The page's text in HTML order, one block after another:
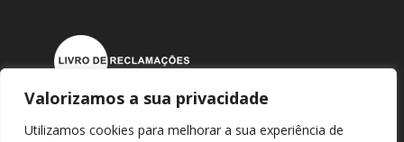
Valorizamos a sua privacidade
Utilizamos cookies para melhorar a sua experiência de